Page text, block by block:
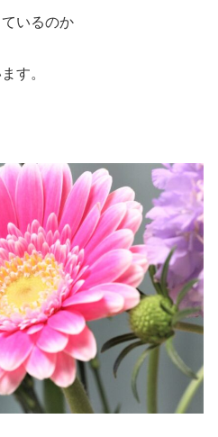
いるのか
ます。